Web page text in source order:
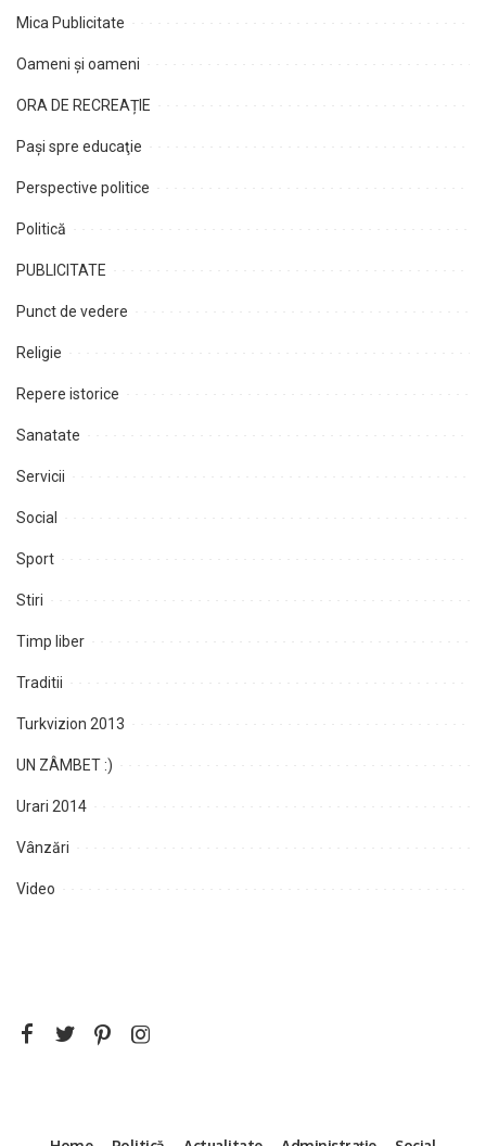
Mica Publicitate
Oameni şi oameni
ORA DE RECREAȚIE
Paşi spre educaţie
Perspective politice
Politică
PUBLICITATE
Punct de vedere
Religie
Repere istorice
Sanatate
Servicii
Social
Sport
Stiri
Timp liber
Traditii
Turkvizion 2013
UN ZÂMBET :)
Urari 2014
Vânzări
Video